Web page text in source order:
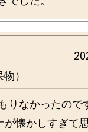
）
りなかったので
が懐かしすぎて